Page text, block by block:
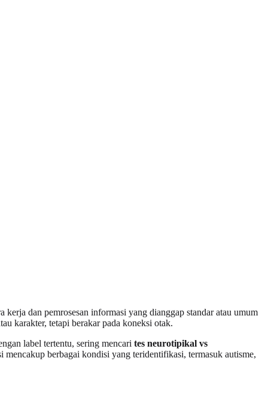
kerja dan pemrosesan informasi yang dianggap standar atau umum
karakter, tetapi berakar pada koneksi otak.
label tertentu, sering mencari tes neurotipikal vs
berbagai kondisi yang teridentifikasi, termasuk autisme,